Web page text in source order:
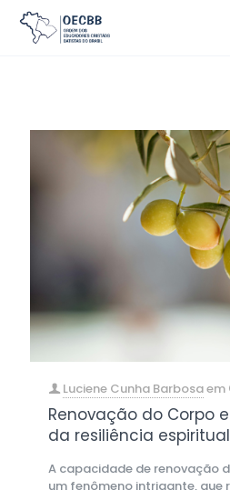
Luciene Cunha Barbosaem
Renovação do Corpo
da resiliência espiritual
A capacidade de renovação
um fenômeno intrigante, que